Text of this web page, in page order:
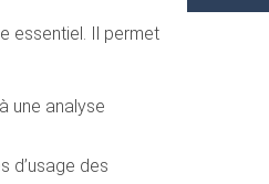
essentiel. Il permet
une analyse
d’usage des